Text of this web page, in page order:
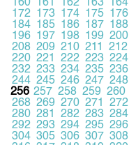
160 161 162 163 164
172 173 174 175 176
184 185 186 187 188
196 197 198 199 200
208 209 210 211 212
220 221 222 223 224
232 233 234 235 236
244 245 246 247 248
256 257 258 259 260
268 269 270 271 272
280 281 282 283 284
292 293 294 295 296
304 305 306 307 308